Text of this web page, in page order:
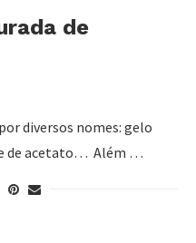
de
diversos nomes: gelo
de acetato… Além …